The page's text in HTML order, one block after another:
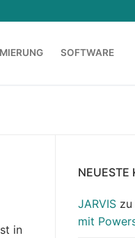
SOFTWARE
in
NEUESTE
JARVIS zu
mit